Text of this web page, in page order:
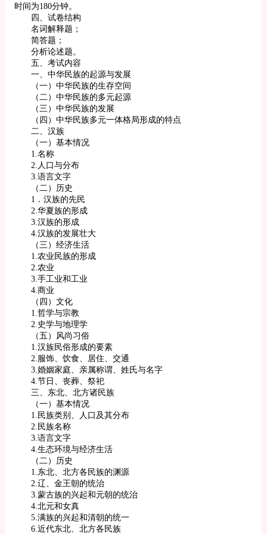
时间为180分钟。
四、试卷结构
名词解释题；
简答题；
分析论述题。
五、考试内容
一、中华民族的起源与发展
（一）中华民族的生存空间
（二）中华民族的多元起源
（三）中华民族的发展
（四）中华民族多元一体格局形成的特点
二、汉族
（一）基本情况
1.名称
2.人口与分布
3.语言文字
（二）历史
1．汉族的先民
2.华夏族的形成
3.汉族的形成
4.汉族的发展壮大
（三）经济生活
1.农业民族的形成
2.农业
3.手工业和工业
4.商业
（四）文化
1.哲学与宗教
2.史学与地理学
（五）风尚习俗
1.汉族民俗形成的要素
2.服饰、饮食、居住、交通
3.婚姻家庭、亲属称谓、姓氏与名字
4.节日、丧葬、祭祀
三、东北、北方诸民族
（一）基本情况
1.民族类别、人口及其分布
2.民族名称
3.语言文字
4.生态环境与经济生活
（二）历史
1.东北、北方各民族的渊源
2.辽、金王朝的统治
3.蒙古族的兴起和元朝的统治
4.北元和女真
5.满族的兴起和清朝的统一
6.近代东北、北方各民族